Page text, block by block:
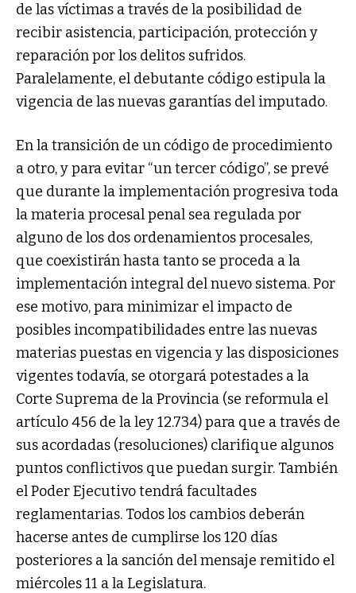
de las víctimas a través de la posibilidad de
recibir asistencia, participación, protección y
reparación por los delitos sufridos.
Paralelamente, el debutante código estipula la
vigencia de las nuevas garantías del imputado.
En la transición de un código de procedimiento
a otro, y para evitar “un tercer código”, se prevé
que durante la implementación progresiva toda
la materia procesal penal sea regulada por
alguno de los dos ordenamientos procesales,
que coexistirán hasta tanto se proceda a la
implementación integral del nuevo sistema. Por
ese motivo, para minimizar el impacto de
posibles incompatibilidades entre las nuevas
materias puestas en vigencia y las disposiciones
vigentes todavía, se otorgará potestades a la
Corte Suprema de la Provincia (se reformula el
artículo 456 de la ley 12.734) para que a través de
sus acordadas (resoluciones) clarifique algunos
puntos conflictivos que puedan surgir. También
el Poder Ejecutivo tendrá facultades
reglamentarias. Todos los cambios deberán
hacerse antes de cumplirse los 120 días
posteriores a la sanción del mensaje remitido el
miércoles 11 a la Legislatura.